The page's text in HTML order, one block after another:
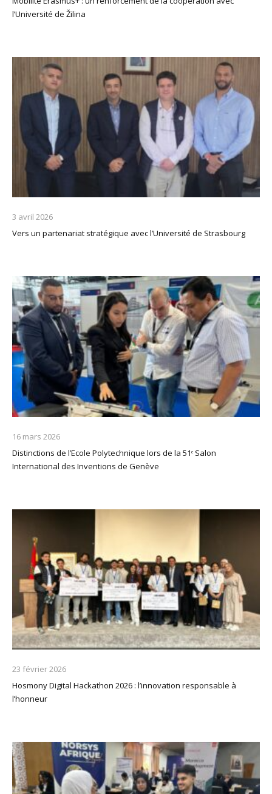
l’Université de Žilina
3 avril 2026
Vers un partenariat stratégique avec l’Université de Strasbourg
16 mars 2026
Distinctions de l’Ecole Polytechnique lors de la 51ᵉ Salon
International des Inventions de Genève
23 février 2026
Hosmony Digital Hackathon 2026 : l’innovation responsable à
l’honneur